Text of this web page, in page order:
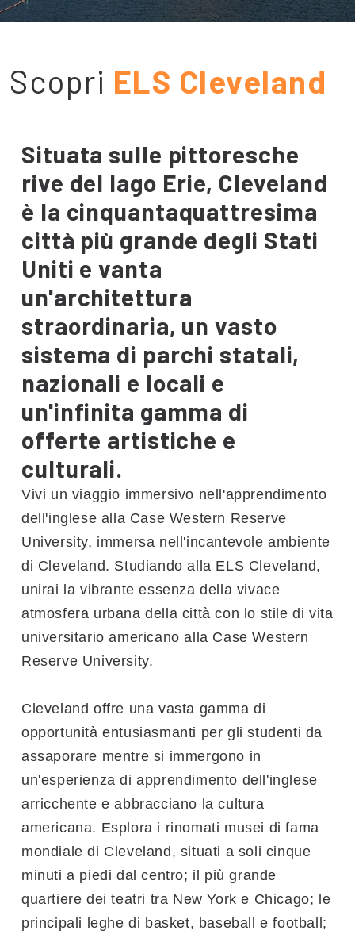
Scopri ELS Cleveland
Situata sulle pittoresche
rive del lago Erie, Cleveland
è la cinquantaquattresima
città più grande degli Stati
Uniti e vanta
un'architettura
straordinaria, un vasto
sistema di parchi statali,
nazionali e locali e
un'infinita gamma di
offerte artistiche e
culturali.
Vivi un viaggio immersivo nell'apprendimento
dell'inglese alla Case Western Reserve
University, immersa nell'incantevole ambiente
di Cleveland. Studiando alla ELS Cleveland,
unirai la vibrante essenza della vivace
atmosfera urbana della città con lo stile di vita
universitario americano alla Case Western
Reserve University.
Cleveland offre una vasta gamma di
opportunità entusiasmanti per gli studenti da
assaporare mentre si immergono in
un'esperienza di apprendimento dell'inglese
arricchente e abbracciano la cultura
americana. Esplora i rinomati musei di fama
mondiale di Cleveland, situati a soli cinque
minuti a piedi dal centro; il più grande
quartiere dei teatri tra New York e Chicago; le
principali leghe di basket, baseball e football;